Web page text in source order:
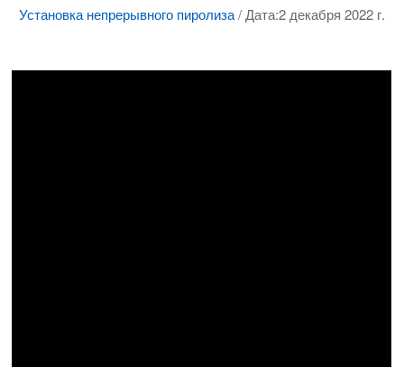
Установка непрерывного пиролиза/Дата:2 декабря 2022 г.